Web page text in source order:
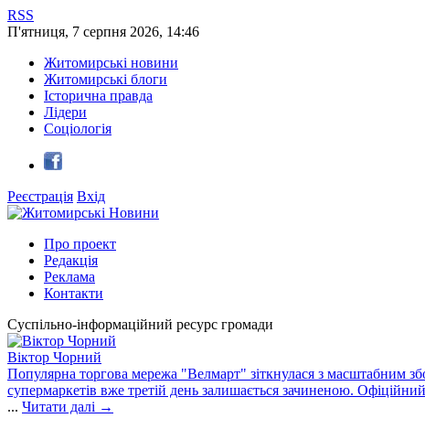
RSS
П'ятниця, 7 серпня 2026, 14:46
Житомирські новини
Житомирські блоги
Історична правда
Лідери
Соціологія
Реєстрація Вхід
Про проект
Редакція
Реклама
Контакти
Суспільно-інформаційний ресурс громади
Віктор Чорний
Популярна торгова мережа "Велмарт" зіткнулася з масштабним
супермаркетів вже третій день залишається зачиненою.
... Читати далі →